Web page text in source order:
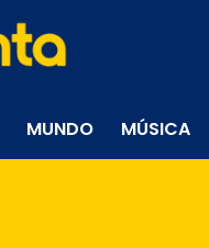
MUNDO MÚSICA